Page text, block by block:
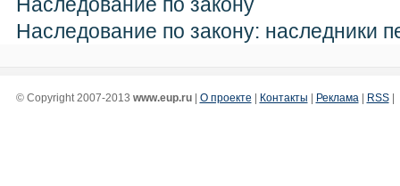
Наследование по закону: наследники
© Copyright 2007-2013 www.eup.ru| О проекте Контакты Реклама| RSS|